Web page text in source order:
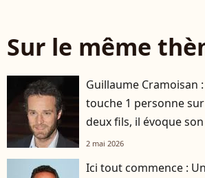
Sur le même
Guillaume Cramoisan
touche 1 personne
deux fils, il évoque
2 mai 2026
Ici tout commence :